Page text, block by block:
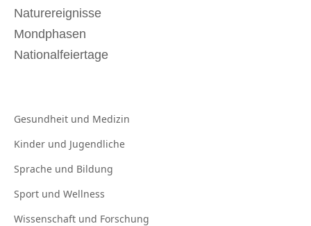
Naturereignisse
Mondphasen
Nationalfeiertage
Gesundheit und Medizin
Kinder und Jugendliche
Sprache und Bildung
Sport und Wellness
Wissenschaft und Forschung